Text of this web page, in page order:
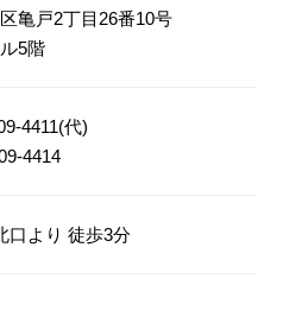
亀戸2丁目26番10号
5階
4411(代)
4414
口より 徒歩3分